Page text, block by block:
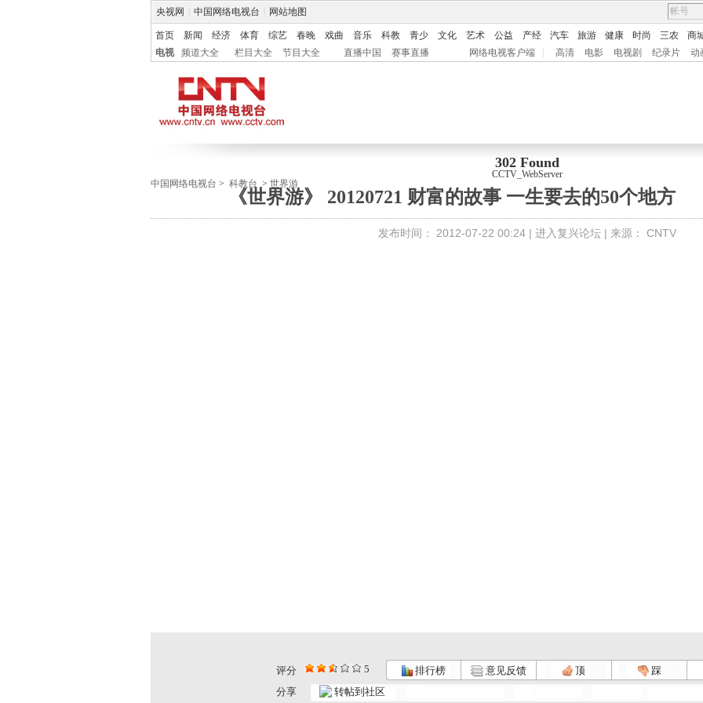
央视网 中国网络电视台 网站地图
首页 新闻 经济 体育 综艺 春晚 戏曲 音乐 科教 青少 文化 艺术 公益 产经 汽车 旅游 健康 时尚 三农
商
电视
频道大全 栏目大全 节目大全 直播中国 赛事直播 网络电视客户端 高清 电影 电视剧 纪录片 动
302 Found
CCTV_WebServer
中国网络电视台 > 科教台 > 世界游
《世界游》 20120721 财富的故事 一生要去的50个地方
发布时间： 2012-07-22 00:24 | 进入复兴论坛 | 来源： CNTV
评分 5 排行榜 意见反馈 顶
踩
分享
转帖到社区